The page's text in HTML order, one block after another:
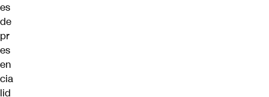
es
de
pr
es
en
cia
lid